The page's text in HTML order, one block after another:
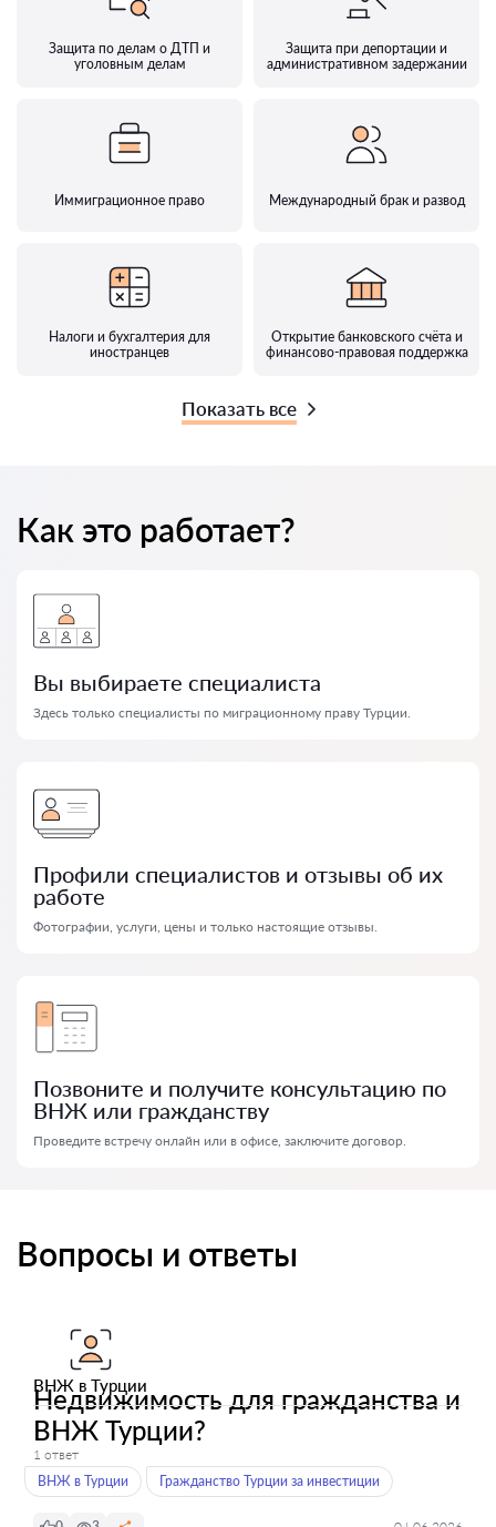
Защита по делам о ДТП и
уголовным делам
Защита при депортации и
административном задержании
Иммиграционное право Международный брак и развод
Налоги и бухгалтерия для
иностранцев
Открытие банковского счёта и
финансово-правовая поддержка
Показать все
Как это работает?
Вы выбираете специалиста
Здесь только специалисты по миграционному праву Турции.
Профили специалистов и отзывы об их
работе
Фотографии, услуги, цены и только настоящие отзывы.
Позвоните и получите консультацию по
ВНЖ или гражданству
Проведите встречу онлайн или в офисе, заключите договор.
Вопросы и ответы
ВНЖ в Турции
Недвижимость для гражданства и
ВНЖ Турции?
1 ответ
ВНЖ в Турции
Гражданство Турции за инвестиции